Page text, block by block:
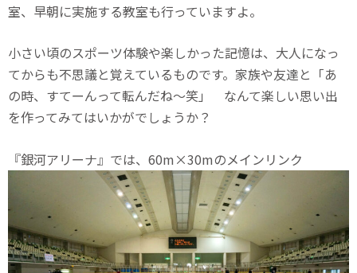
室、早朝に実施する教室も行っていますよ。
小さい頃のスポーツ体験や楽しかった記憶は、大人になっ
てからも不思議と覚えているものです。家族や友達と「あ
の時、すてーんって転んだね〜笑」 なんて楽しい思い出
を作ってみてはいかがでしょうか？
『銀河アリーナ』では、60m×30mのメインリンク